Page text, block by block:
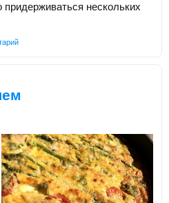
нескольких